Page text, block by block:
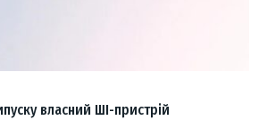
власний ШІ-пристрій